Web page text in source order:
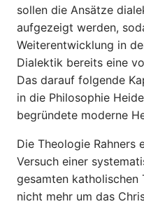
sollen die Ansätze
aufgezeigt werden,
Weiterentwicklung in
Dialektik bereits eine
Das darauf folgende
in die Philosophie
begründete moderne
Die Theologie Rahners
Versuch einer
gesamten katholischen
nicht mehr um das